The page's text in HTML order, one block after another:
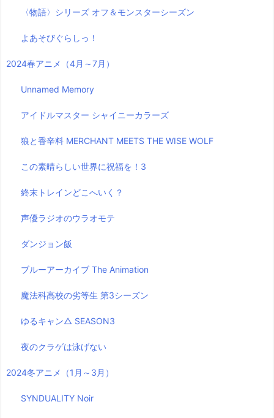
〈物語〉シリーズ オフ＆モンスターシーズン
よあそびぐらしっ！
2024春アニメ（4月～7月）
Unnamed Memory
アイドルマスター シャイニーカラーズ
狼と香辛料 MERCHANT MEETS THE WISE WOLF
この素晴らしい世界に祝福を！3
終末トレインどこへいく？
声優ラジオのウラオモテ
ダンジョン飯
ブルーアーカイブ The Animation
魔法科高校の劣等生 第3シーズン
ゆるキャン△ SEASON3
夜のクラゲは泳げない
2024冬アニメ（1月～3月）
SYNDUALITY Noir